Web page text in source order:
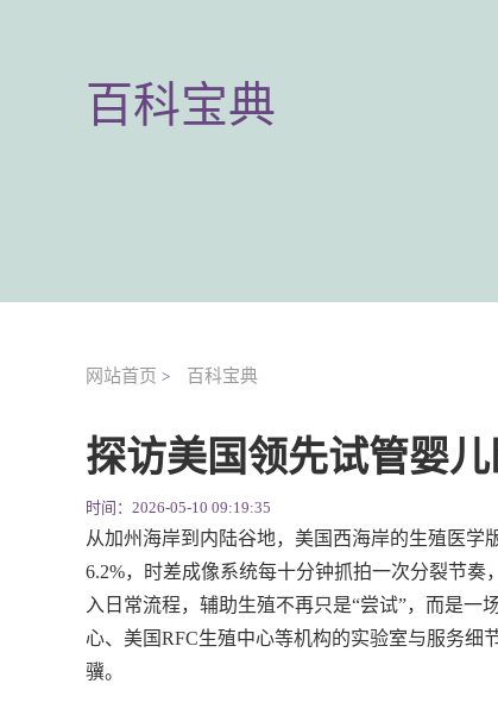
百科宝典
网站首页 > 百科宝典
探访美国领先试管婴
时间：2026-05-10 09:19:35
从加州海岸到内陆谷地，美国西海岸的生殖医
6.2%，时差成像系统每十分钟抓拍一次分裂节
入日常流程，辅助生殖不再只是“尝试”，而是
心、美国RFC生殖中心等机构的实验室与服务细
骥。